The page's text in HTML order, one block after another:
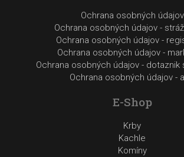
Ochrana osobných údajov
Ochrana osobných údajov -
Ochrana osobných údajov -
Ochrana osobných údajov -
Ochrana osobných údajov - dotaznik
Ochrana osobných údajov -
E-Shop
Krby
Kachle
Komíny